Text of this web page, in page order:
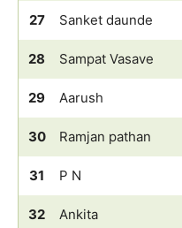
27 Sanket daunde
28 Sampat Vasave
29 Aarush
30 Ramjan pathan
31 P N
32 Ankita